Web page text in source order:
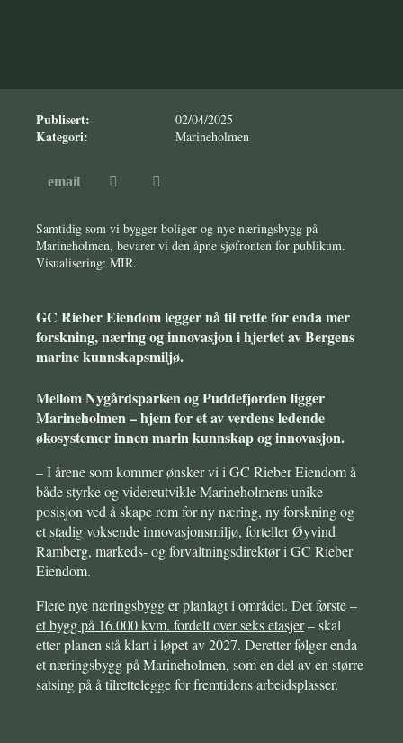
Publisert: 02/04/2025
Kategori: Marineholmen
Samtidig som vi bygger boliger og nye næringsbygg på
Marineholmen, bevarer vi den åpne sjøfronten for publikum.
Visualisering: MIR.
GC Rieber Eiendom legger nå til rette for enda mer
forskning, næring og innovasjon i hjertet av Bergens
marine kunnskapsmiljø.
Mellom Nygårdsparken og Puddefjorden ligger
Marineholmen – hjem for et av verdens ledende
økosystemer innen marin kunnskap og innovasjon.
– I årene som kommer ønsker vi i GC Rieber Eiendom å
både styrke og videreutvikle Marineholmens unike
posisjon ved å skape rom for ny næring, ny forskning og
et stadig voksende innovasjonsmiljø, forteller Øyvind
Ramberg, markeds- og forvaltningsdirektør i GC Rieber
Eiendom.
Flere nye næringsbygg er planlagt i området. Det første –
et bygg på 16.000 kvm. fordelt over seks etasjer– skal
etter planen stå klart i løpet av 2027. Deretter følger enda
et næringsbygg på Marineholmen, som en del av en større
satsing på å tilrettelegge for fremtidens arbeidsplasser.